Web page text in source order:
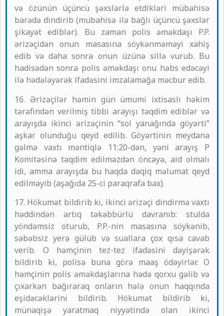
və özünün üçüncü şəxslərlə etdikləri mübahisə
barədə dindirib (mübahisə ilə bağlı üçüncü şəxslər
şikayət ediblər). Bu zaman polis əməkdaşı P.P.
ərizəçidən onun masasına söykənməməyi xahiş
edib və daha sonra onun üzünə sillə vurub. Bu
hadisədən sonra polis əməkdaşı onu həbs edəcəyi
ilə hədələyərək ifadəsini imzalamağa məcbur edib.
16. Ərizəçilər həmin gün ümumi ixtisaslı həkim
tərəfindən verilmiş tibbi arayışı təqdim ediblər və
arayışda ikinci ərizəçinin “sol yanağında göyərti”
aşkar olunduğu qeyd edilib. Göyərtinin meydana
gəlmə vaxtı məntiqlə 11:20-dən, yəni arayış P
Komitəsinə təqdim edilməzdən öncəyə, aid olmalı
idi, amma arayışda bu haqda dəqiq məlumat qeyd
edilməyib (aşağıda 25-ci paraqrafa bax).
17. Hökumət bildirib ki, ikinci ərizəçi dindirmə vaxtı
həddindən artıq təkəbbürlü davranıb: stulda
yöndəmsiz oturub, P.P.-nin masasına söykənib,
səbəbsiz yerə gülüb və suallara çox qısa cavab
verib. O həmçinin tez-tez ifadəsini dəyişərək
bildirib ki, polisə buna görə maaş ödəyirlər. O
həmçinin polis əməkdaşlarına hədə qorxu gəlib və
çıxarkən bağıraraq onların hələ onun haqqında
eşidəcəklərini bildirib. Hökumət bildirib ki,
münaqişə yaratmaq niyyətində olan ikinci